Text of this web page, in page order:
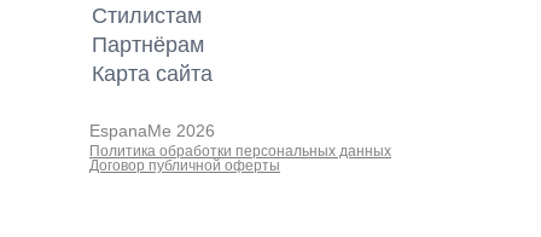
Cтилистам
Партнёрам
Карта cайта
EspanaMe 2026
Политика обработки персональных данных
Договор публичной оферты